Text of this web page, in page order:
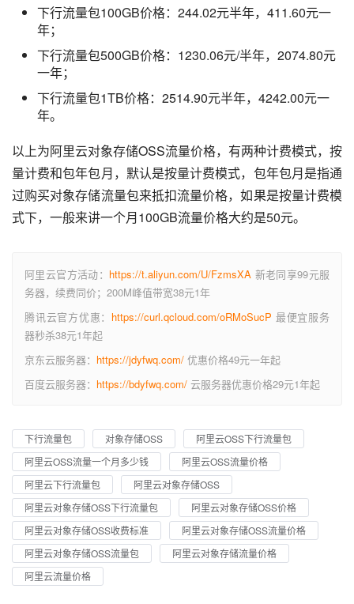
下行流量包100GB价格：244.02元半年，411.60元一
年；
下行流量包500GB价格：1230.06元/半年，2074.80元
一年；
下行流量包1TB价格：2514.90元半年，4242.00元一
年。
以上为阿里云对象存储OSS流量价格，有两种计费模式，按
量计费和包年包月，默认是按量计费模式，包年包月是指通
过购买对象存储流量包来抵扣流量价格，如果是按量计费模
式下，一般来讲一个月100GB流量价格大约是50元。
阿里云官方活动： https://t.aliyun.com/U/FzmsXA 新老同享99元服
务器，续费同价；200M峰值带宽38元1年
腾讯云官方优惠： https://curl.qcloud.com/oRMoSucP 最便宜服务
器秒杀38元1年起
京东云服务器： https://jdyfwq.com/ 优惠价格49元一年起
百度云服务器： https://bdyfwq.com/ 云服务器优惠价格29元1年起
下行流量包 对象存储OSS
阿里云OSS下行流量包
阿里云OSS流量一个月多少钱
阿里云OSS流量价格
阿里云下行流量包
阿里云对象存储OSS
阿里云对象存储OSS下行流量包
阿里云对象存储OSS价格
阿里云对象存储OSS收费标准
阿里云对象存储OSS流量价格
阿里云对象存储OSS流量包
阿里云对象存储流量价格
阿里云流量价格